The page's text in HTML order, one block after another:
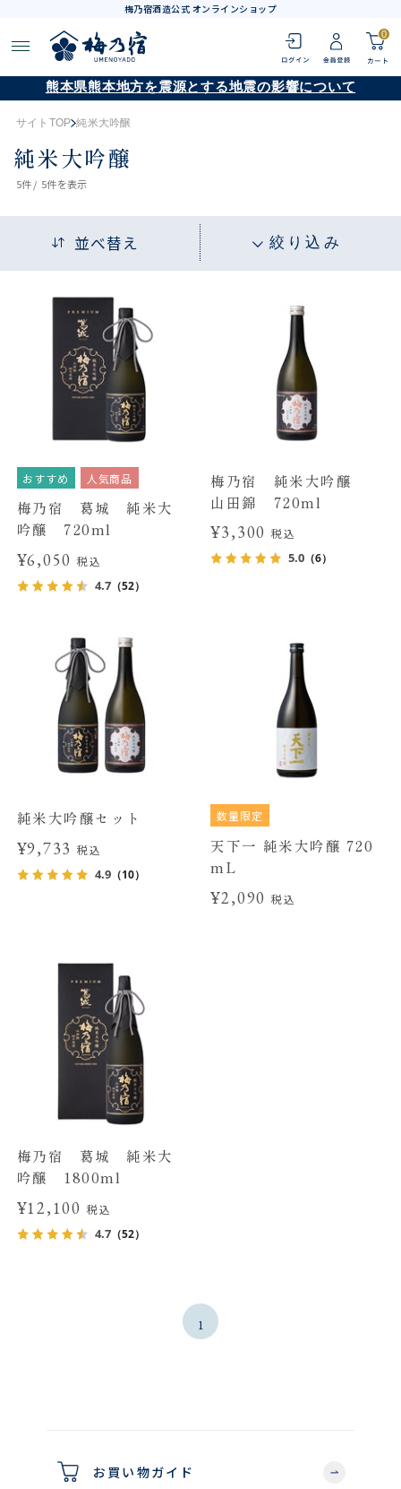
梅乃宿酒造公式 オンラインショップ
0
熊本県熊本地方を震源とする地震の影響について
サイトTOP 純米大吟醸
純米大吟醸
5件 / 5件を表示
並べ替え 絞り込み
おすすめ 人気商品
梅乃宿 葛城 純米大
吟醸 720ml
¥6,050税込
4.7（52）
梅乃宿 純米大吟醸
山田錦 720ml
¥3,300 税込
5.0 （6）
純米大吟醸セット
¥9,733税込
4.9（10）
数量限定
天下一 純米大吟醸 720
mL
¥2,090 税込
梅乃宿 葛城 純米大
吟醸 1800ml
¥12,100 税込
4.7（52）
1
お買い物ガイド